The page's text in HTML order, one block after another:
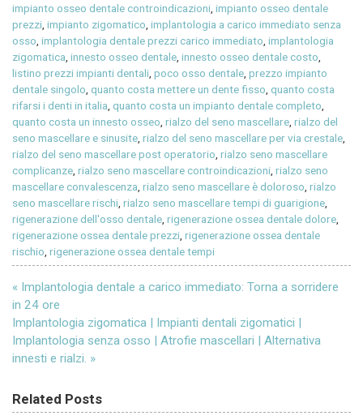
impianto osseo dentale controindicazioni ,impianto osseo dentale
prezzi ,impianto zigomatico ,implantologia a carico immediato senza
osso ,implantologia dentale prezzi carico immediato ,implantologia
zigomatica ,innesto osseo dentale ,innesto osseo dentale costo
listino prezzi impianti dentali ,poco osso dentale ,prezzo impianto
dentale singolo ,quanto costa mettere un dente fisso ,quanto costa
rifarsi i denti in italia ,quanto costa un impianto dentale completo
quanto costa un innesto osseo ,rialzo del seno mascellare ,rialzo del
seno mascellare e sinusite ,rialzo del seno mascellare per via crestale
rialzo del seno mascellare post operatorio ,rialzo seno mascellare
complicanze ,rialzo seno mascellare controindicazioni ,rialzo seno
mascellare convalescenza ,rialzo seno mascellare è doloroso ,rialzo
seno mascellare rischi ,rialzo seno mascellare tempi di guarigione
rigenerazione dell'osso dentale ,rigenerazione ossea dentale dolore
rigenerazione ossea dentale prezzi ,rigenerazione ossea dentale
rischio ,rigenerazione ossea dentale tempi
Navigazione
articoli
« Implantologia dentale a carico immediato: Torna a sorridere
in 24 ore
Implantologia zigomatica | Impianti dentali zigomatici |
Implantologia senza osso | Atrofie mascellari | Alternativa
innesti e rialzi. »
Related Posts